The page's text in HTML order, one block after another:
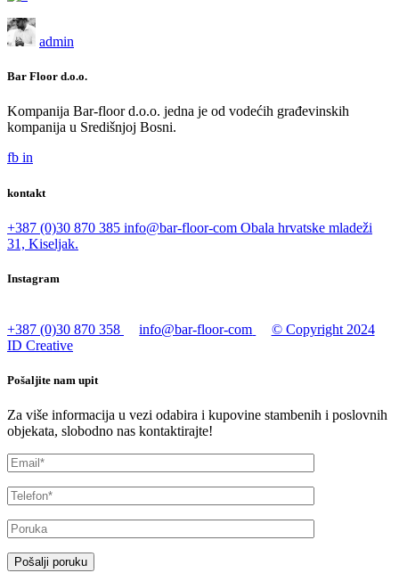
admin
Bar Floor d.o.o.
Kompanija Bar-floor d.o.o. jedna je od vodećih građevinskih
kompanija u Središnjoj Bosni.
fb in
kontakt
+387 (0)30 870 385 info@bar-floor-com Obala hrvatske mladeži
31, Kiseljak.
Instagram
+387 (0)30 870 358 info@bar-floor-com
© Copyright 2024
ID Creative
Pošaljite nam upit
Za više informacija u vezi odabira i kupovine stambenih i poslovnih
objekata, slobodno nas kontaktirajte!
Pošalji poruku